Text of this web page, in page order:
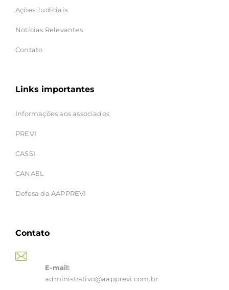
Ações Judiciais
Notícias Relevantes
Contato
Links importantes
Informações aos associados
PREVI
CASSI
CANAEL
Defesa da AAPPREVI
Contato
E-mail:
administrativo@aapprevi.com.br